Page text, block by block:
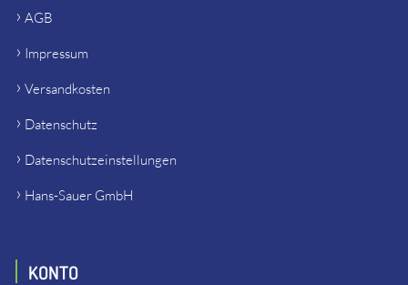
AGB
Impressum
Versandkosten
Datenschutz
Datenschutzeinstellungen
Hans-Sauer GmbH
KONTO